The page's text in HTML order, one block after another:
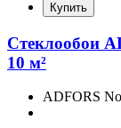
Купить
Стеклообои
10 м²
ADFORS